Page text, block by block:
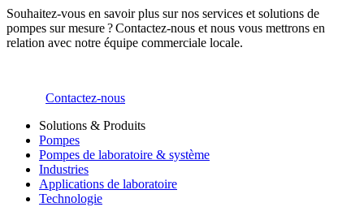
Souhaitez-vous en savoir plus sur nos services et solutions de
pompes sur mesure ? Contactez-nous et nous vous mettrons en
relation avec notre équipe commerciale locale.
Contactez-nous
Solutions & Produits
Pompes
Pompes de laboratoire & système
Industries
Applications de laboratoire
Technologie